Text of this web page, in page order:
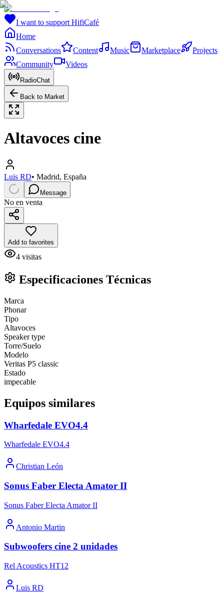
I want to support HifiCafé
Home
Conversations
Content Music Marketplace
Projects
Community
Videos
RadioChat
Back to Market
Altavoces cine
Luis RD• Madrid, España
Message
No en venta
Add to favorites
4 visitas
Especificaciones Técnicas
Marca
Phonar
Tipo
Altavoces
Speaker type
Torre/Suelo
Modelo
Veritas P5 classic
Estado
impecable
Equipos similares
Wharfedale EVO4.4
Wharfedale EVO4.4
Christian León
Sonus Faber Electa Amator II
Sonus Faber Electa Amator II
Antonio Martin
Subwoofers cine 2 unidades
Rel Acoustics HT12
Luis RD